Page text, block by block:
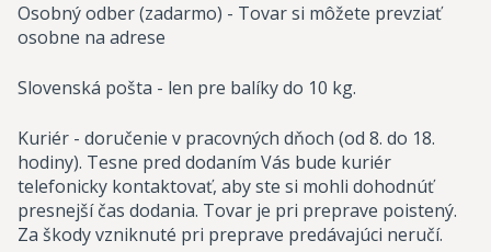
Osobný odber (zadarmo) - Tovar si môžete prevziať
osobne na adrese
Slovenská pošta - len pre balíky do 10 kg.
Kuriér - doručenie v pracovných dňoch (od 8. do 18.
hodiny). Tesne pred dodaním Vás bude kuriér
telefonicky kontaktovať, aby ste si mohli dohodnúť
presnejší čas dodania. Tovar je pri preprave poistený.
Za škody vzniknuté pri preprave predávajúci neručí.